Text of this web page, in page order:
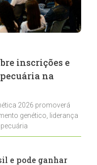
inscrições e
na
2026 promoverá
genético, liderança
e pode ganhar